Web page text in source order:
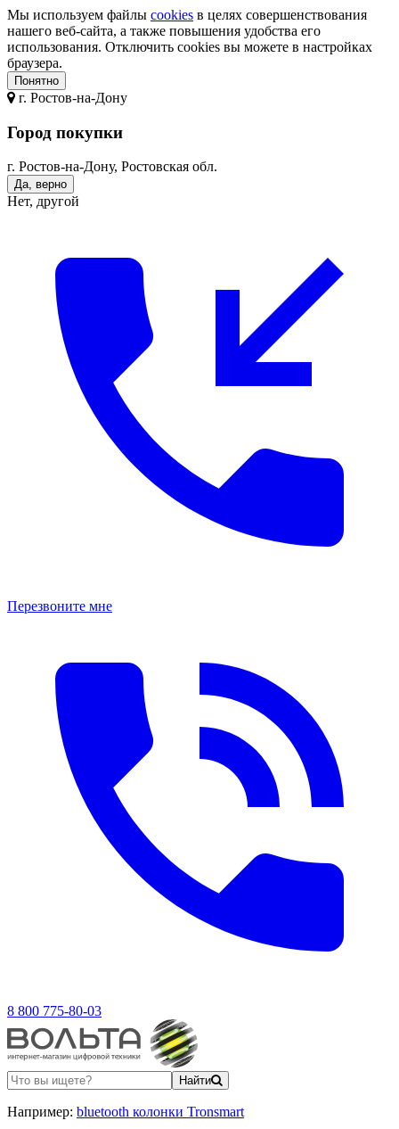
Мы используем файлы cookies в целях совершенствования
нашего веб-сайта, а также повышения удобства его
использования. Отключить cookies вы можете в настройках
браузера.
Понятно
г. Ростов-на-Дону
Город покупки
г. Ростов-на-Дону, Ростовская обл.
Да, верно
Нет, другой
Перезвоните мне
8 800 775-80-03
Найти
Например: bluetooth колонки Tronsmart